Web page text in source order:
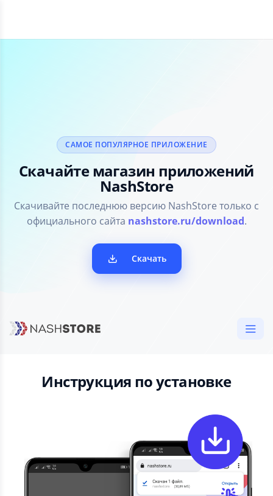
САМОЕ ПОПУЛЯРНОЕ ПРИЛОЖЕНИЕ
Скачайте магазин приложений
NashStore
Скачивайте последнюю версию NashStore только с
официального сайта nashstore.ru/download.
Скачать
Инструкция по установке